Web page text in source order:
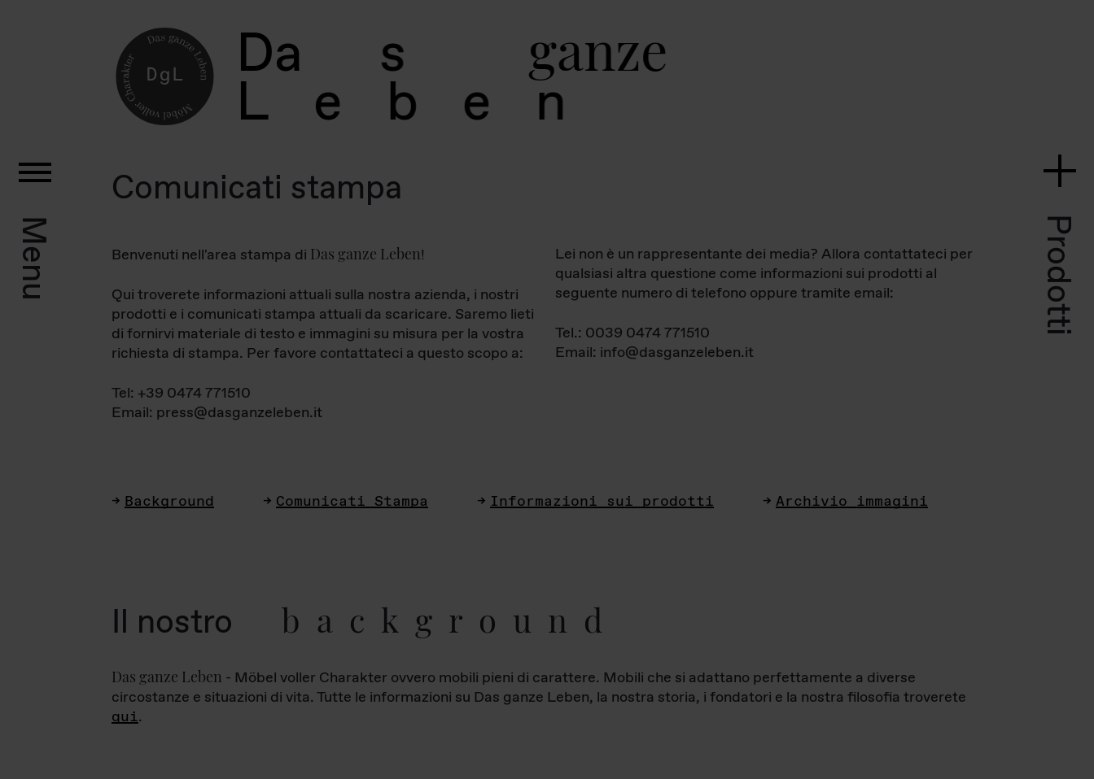
Da s ganz
L e b e
Menu Prodotti
Comunicati stampa
Benvenuti nell'area stampa di Das ganze Leben!
Qui troverete informazioni attuali sulla nostra azienda, i nostri
prodotti e i comunicati stampa attuali da scaricare. Saremo lieti
di fornirvi materiale di testo e immagini su misura per la vostra
richiesta di stampa. Per favore contattateci a questo scopo a:
Tel: +39 0474 771510
Email: press@dasganzeleben.it
Lei non è un rappresentante dei media? Allora contattateci per
qualsiasi altra questione come informazioni sui prodotti al
seguente numero di telefono oppure tramite email:
Tel.: 0039 0474 771510
Email: info@dasganzeleben.it
Background Comunicati Stampa Informazioni sui prodotti Archivio immagini
Il nostro background
Das ganze Leben - Möbel voller Charakter ovvero mobili pieni di carattere. Mobili che si adattano perfettamente a diverse
circostanze e situazioni di vita. Tutte le informazioni su Das ganze Leben, la nostra storia, i fondatori e la nostra filosofia troverete
qui.